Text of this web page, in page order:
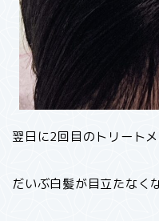
翌日に2回目のトリートメ
だいぶ白髪が目立たなく